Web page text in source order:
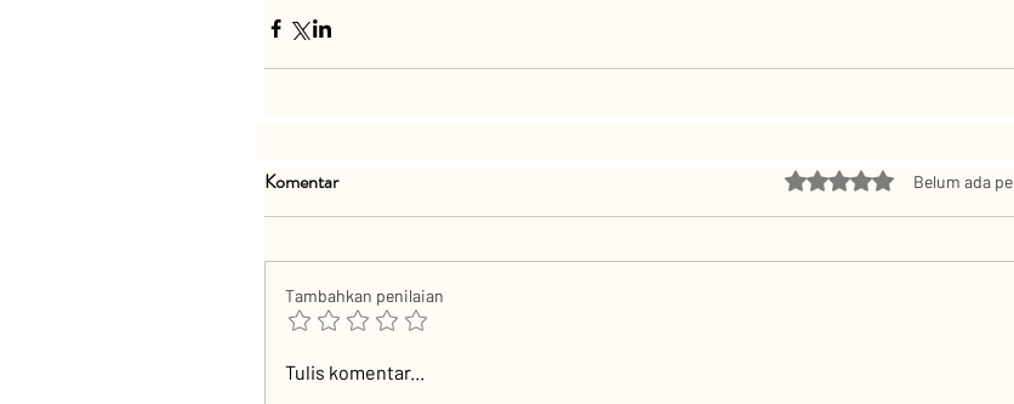
Komentar Dinilai 0 dari 5 bintang.
Belum ada
Tambahkan penilaian
Tulis komentar...